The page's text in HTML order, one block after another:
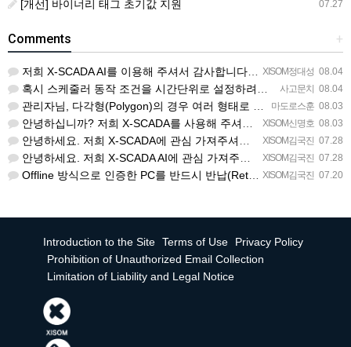
07.27
[개선] 바이너리 태그 초기값 지원
+
Comments
XISOM정대성 08.04
저희 X-SCADA AI를 이용해 주셔서 감사합니다. 문의 사항에 대하여 답변드리겠습니다. 문의하신 내용을 …
사고문치 08.04
혹시 스케줄러 동작 조건을 시간단위로 설정하려면 일단위를 여러개 설정하는거 말고 방법이 있을까요?
마도로스훈 08.03
관리자님, 다각형(Polygon)의 경우 여러 형태로 도형을 그려서 첫 점과 끝 점을 이었음에도 불구하고 완…
XISOM신명호 08.03
안녕하십니까? 저희 X-SCADA를 사용해 주셔서 감사합니다. 문의하신 리스트뷰의 열 구성 변경 기능에 대해…
XISOM김국진 07.28
안녕하세요. 저희 X-SCADA에 관심 가져주셔서 감사합니다. 자이솜 웹사이트의 X-SCADA AI 소개 페…
XISOM김국진 07.28
안녕하세요. 저희 X-SCADA AI에 관심 가져주셔서 감사합니다. 해당 라이선스 버전은 X-SCADA AI…
XISOM김국진 07.20
Offline 방식으로 인증한 PC를 반드시 반납(Return) 처리해주셔야 다른 PC에서도 사용 가능합니다…
Introduction to the Site Terms of Use
Privacy Policy
Prohibition of Unauthorized Email Collection
Limitation of Liability and Legal Notice